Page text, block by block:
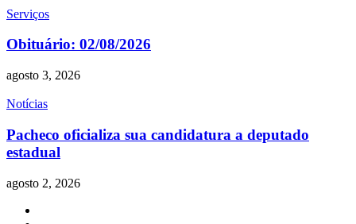
Serviços
Obituário: 02/08/2026
agosto 3, 2026
Notícias
Pacheco oficializa sua candidatura a deputado
estadual
agosto 2, 2026